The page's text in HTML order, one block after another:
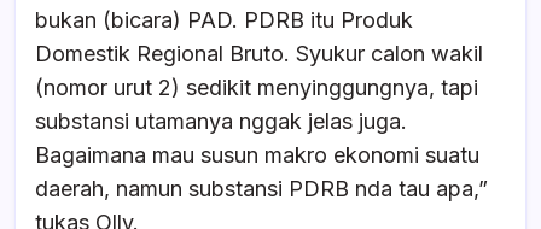
bukan (bicara) PAD. PDRB itu Produk
Domestik Regional Bruto. Syukur calon wakil
(nomor urut 2) sedikit menyinggungnya, tapi
substansi utamanya nggak jelas juga.
Bagaimana mau susun makro ekonomi suatu
daerah, namun substansi PDRB nda tau apa,”
tukas Olly.